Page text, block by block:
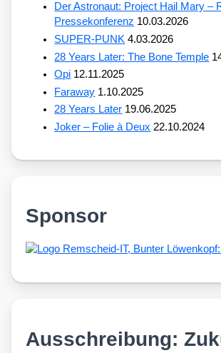
Der Astronaut: Project Hail Mary –
Pressekonferenz 10.03.2026
SUPER-PUNK 4.03.2026
28 Years Later: The Bone Temple
Opi 12.11.2025
Faraway 1.10.2025
28 Years Later 19.06.2025
Joker – Folie à Deux 22.10.2024
Sponsor
Ausschreibung: